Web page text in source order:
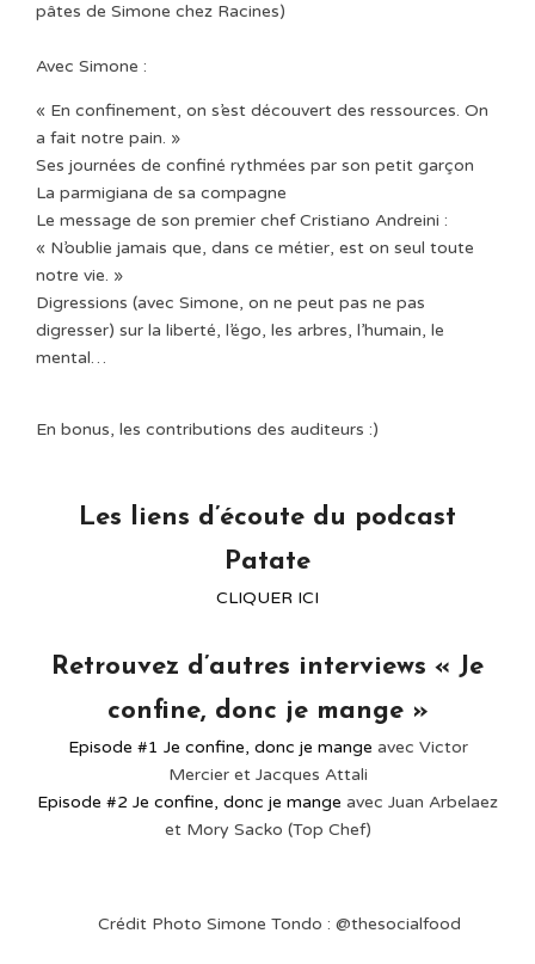
pâtes de Simone chez Racines)⁠⁠
Avec Simone : ⁠
« En confinement, on s’est découvert des ressources. On
a fait notre pain. »⁠
Ses journées de confiné rythmées par son petit garçon⁠
La parmigiana de sa compagne⁠
Le message de son premier chef Cristiano Andreini :
« N’oublie jamais que, dans ce métier, est on seul toute
notre vie. »⁠
Digressions (avec Simone, on ne peut pas ne pas
digresser) sur la liberté, l’égo, les arbres, l’humain, le
mental… ⁠
En bonus, les contributions des auditeurs :)⁠
Les liens d’écoute du podcast
Patate
CLIQUER ICI
Retrouvez d’autres interviews « Je
confine, donc je mange »
Episode #1 Je confine, donc je mange avec Victor
Mercier et Jacques Attali
Episode #2 Je confine, donc je mange avec Juan Arbelaez
et Mory Sacko (Top Chef)
Crédit Photo Simone Tondo : @thesocialfood